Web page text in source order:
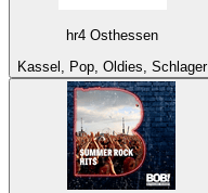
hr4 Osthessen
Kassel, Pop, Oldies, Schlager